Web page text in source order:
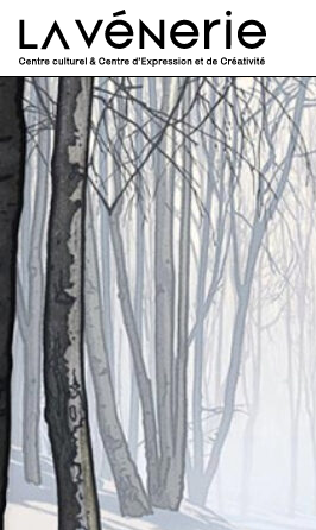
Aller au contenu principal